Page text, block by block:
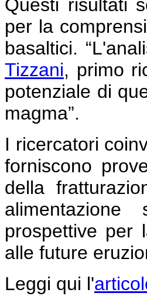
Questi risultati
per la
basaltici.
Tizzani, primo
potenziale di
magma”.
I ricercatori
forniscono
della
prospettive per
alle future
Leggi qui l'